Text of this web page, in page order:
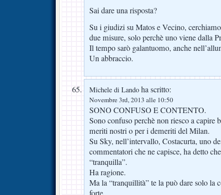
Sai dare una risposta?
Su i giudizi su Matos e Vecino,
due misure, solo perchè uno viene dalla
Il tempo sarò galantuomo, anche
Un abbraccio.
Michele di Lando ha scritto:
Novembre 3rd, 2013 alle 10:50
SONO CONFUSO E CONTENTO.
Sono confuso perchè non riesco a capire
meriti nostri o per i demeriti del Milan.
Su Sky, nell’intervallo, Costacurta, uno
commentatori che ne capisce, ha detto
“tranquilla”.
Ha ragione.
Ma la “tranquillità” te la può dare solo la